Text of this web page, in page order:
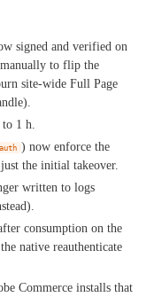
signed and verified on
to flip the
site-wide Full Page
1 h.
) now enforce the
the initial takeover.
written to logs
consumption on the
native reauthenticate
Commerce installs that